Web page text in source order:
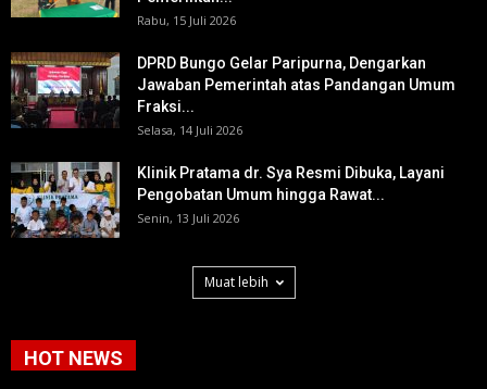
Rabu, 15 Juli 2026
DPRD Bungo Gelar Paripurna, Dengarkan
Jawaban Pemerintah atas Pandangan Umum
Fraksi...
Selasa, 14 Juli 2026
Klinik Pratama dr. Sya Resmi Dibuka, Layani
Pengobatan Umum hingga Rawat...
Senin, 13 Juli 2026
Muat lebih
HOT NEWS